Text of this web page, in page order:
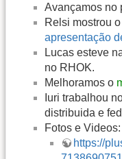
Avançamos no
Relsi mostrou
apresentação
Lucas esteve
no RHOK.
Melhoramos o
Iuri trabalhou
distribuida e
Fotos e Videos:
https://